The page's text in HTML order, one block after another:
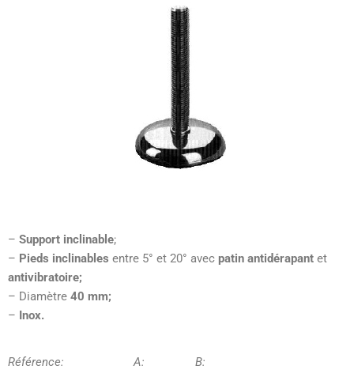
– Support inclinable;
– Pieds inclinables entre 5° et 20° avec patin antidérapant et
antivibratoire;
– Diamètre 40 mm;
– Inox.
Référence: A: B: